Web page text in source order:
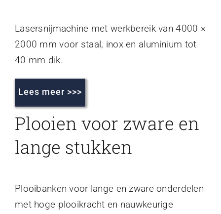
Lasersnijmachine met werkbereik van 4000 ×
2000 mm voor staal, inox en aluminium tot
40 mm dik.
Lees meer >>>
Plooien voor zware en
lange stukken
Plooibanken voor lange en zware onderdelen
met hoge plooikracht en nauwkeurige